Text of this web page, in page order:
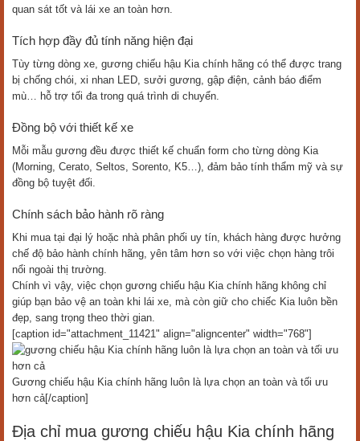
quan sát tốt và lái xe an toàn hơn.
Tích hợp đầy đủ tính năng hiện đại
Tùy từng dòng xe, gương chiếu hậu Kia chính hãng có thể được trang
bị chống chói, xi nhan LED, sưởi gương, gập điện, cảnh báo điểm
mù… hỗ trợ tối đa trong quá trình di chuyển.
Đồng bộ với thiết kế xe
Mỗi mẫu gương đều được thiết kế chuẩn form cho từng dòng Kia
(Morning, Cerato, Seltos, Sorento, K5…), đảm bảo tính thẩm mỹ và sự
đồng bộ tuyệt đối.
Chính sách bảo hành rõ ràng
Khi mua tại đại lý hoặc nhà phân phối uy tín, khách hàng được hưởng
chế độ bảo hành chính hãng, yên tâm hơn so với việc chọn hàng trôi
nổi ngoài thị trường.
Chính vì vậy, việc chọn gương chiếu hậu Kia chính hãng không chỉ
giúp bạn bảo vệ an toàn khi lái xe, mà còn giữ cho chiếc Kia luôn bền
đẹp, sang trọng theo thời gian.
[caption id="attachment_11421" align="aligncenter" width="768"]
Gương chiếu hậu Kia chính hãng luôn là lựa chọn an toàn và tối ưu
hơn cả[/caption]
Địa chỉ mua gương chiếu hậu Kia chính hãng